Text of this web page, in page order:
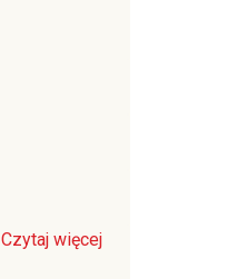
Czytaj więcej